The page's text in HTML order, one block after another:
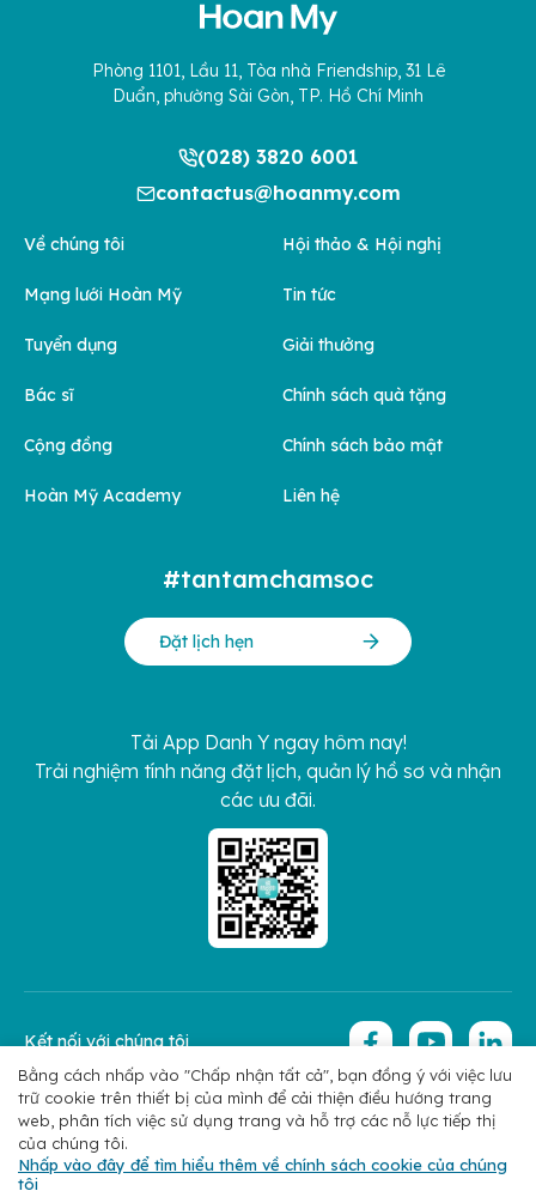
Phòng 1101, Lầu 11, Tòa nhà Friendship, 31 Lê
Duẩn, phường Sài Gòn, TP. Hồ Chí Minh
(028) 3820 6001
contactus@hoanmy.com
Về chúng tôi
Mạng lưới Hoàn Mỹ
Tuyển dụng
Bác sĩ
Cộng đồng
Hoàn Mỹ Academy
Hội thảo & Hội nghị
Tin tức
Giải thưởng
Chính sách quà tặng
Chính sách bảo mật
Liên hệ
#tantamchamsoc
Đặt lịch hẹn
Tải App Danh Y ngay hôm nay!
Trải nghiệm tính năng đặt lịch, quản lý hồ sơ và nhận
các ưu đãi.
Chính sách bảo mật Copyright 2026 © Hoan My Corporation
Kết nối với chúng tôi
Bằng cách nhấp vào "Chấp nhận tất cả", bạn đồng ý với việc lưu
trữ cookie trên thiết bị của mình để cải thiện điều hướng trang
web, phân tích việc sử dụng trang và hỗ trợ các nỗ lực tiếp thị
của chúng tôi.
Nhấp vào đây để tìm hiểu thêm về chính sách cookie của chúng
tôi